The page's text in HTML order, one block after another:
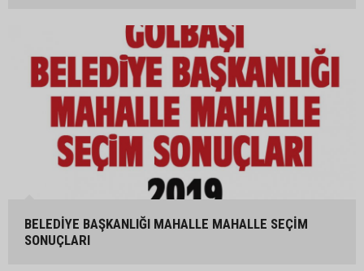
BELEDİYE BAŞKANLIĞI MAHALLE MAHALLE SEÇİM
SONUÇLARI